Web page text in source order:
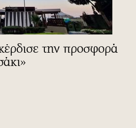
την προσφορά